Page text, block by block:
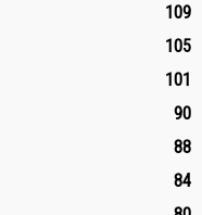
109
105
101
90
88
84